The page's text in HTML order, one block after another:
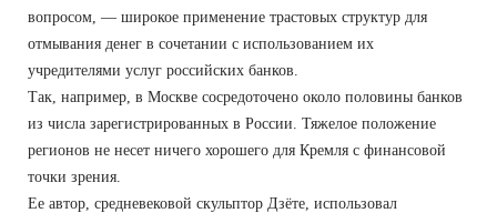
вопросом, — широкое применение трастовых структур для
отмывания денег в сочетании с использованием их
учредителями услуг российских банков.
Так, например, в Москве сосредоточено около половины банков
из числа зарегистрированных в России. Тяжелое положение
регионов не несет ничего хорошего для Кремля с финансовой
точки зрения.
Ее автор, средневековой скульптор Дзёте, использовал